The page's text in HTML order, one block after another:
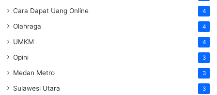
Cara Dapat Uang Online 4
Olahraga 4
UMKM 4
Opini 3
Medan Metro 3
Sulawesi Utara 3